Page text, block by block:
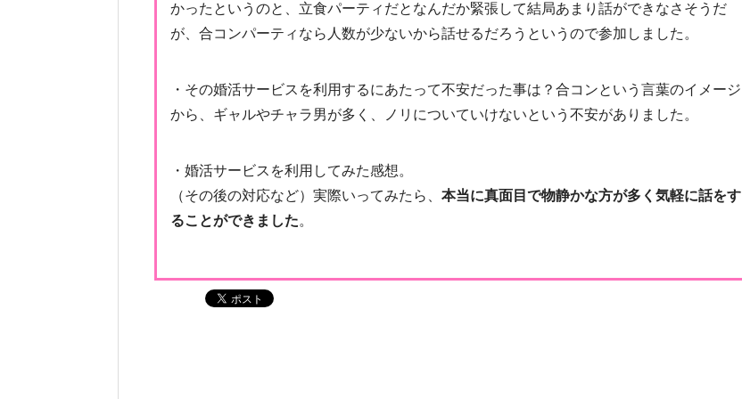
かったというのと、立食パーティだとなんだか緊張して結局あまり話ができなさそうだ
が、合コンパーティなら人数が少ないから話せるだろうというので参加しました。
・その婚活サービスを利用するにあたって不安だった事は？合コンという言葉のイメージ
から、ギャルやチャラ男が多く、ノリについていけないという不安がありました。
・婚活サービスを利用してみた感想。
（その後の対応など）実際いってみたら、 本当に真面目で物静かな方が多く気軽に話をす
ることができました。